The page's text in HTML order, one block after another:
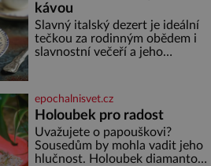
kávou
Slavný italský dezert je ideální
tečkou za rodinným obědem i
slavnostní večeří a jeho
osoby: 250 g mascarpone 3
vejce 80 g cukru 200 g
cukrářských piškotů 250 ml
silné kávy 2 lžíce amaretta
kakao na posypání Postup:
Oddělte žloutky od bílků.
epochalnisvet.cz
Holoubek pro radost
Uvažujete o papouškovi?
Sousedům by mohla vadit jeho
hlučnost. Holoubek diamantový